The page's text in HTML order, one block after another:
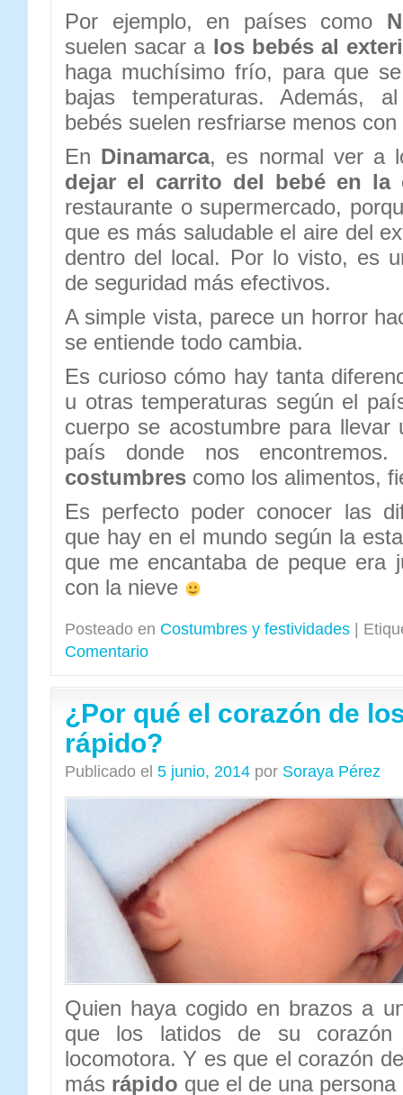
Por ejemplo, en países como
suelen sacar a los bebés al
haga muchísimo frío, para que
bajas temperaturas. Además,
bebés suelen resfriarse menos
En Dinamarca, es normal ver a
dejar el carrito del bebé en la
restaurante o supermercado,
que es más saludable el aire del
dentro del local. Por lo visto, es
de seguridad más efectivos.
A simple vista, parece un horror
se entiende todo cambia.
Es curioso cómo hay tanta
u otras temperaturas según el
cuerpo se acostumbre para llevar
país donde nos
costumbres como los alimentos,
Es perfecto poder conocer las
que hay en el mundo según la
que me encantaba de peque era
con la nieve
Posteado en Costumbres y festividades
Comentario
¿Por qué el corazón de
rápido?
Publicado el 5 junio, 2014 por Soraya Pérez
Quien haya cogido en brazos a
que los latidos de su corazón
locomotora. Y es que el corazón
más rápido que el de una persona